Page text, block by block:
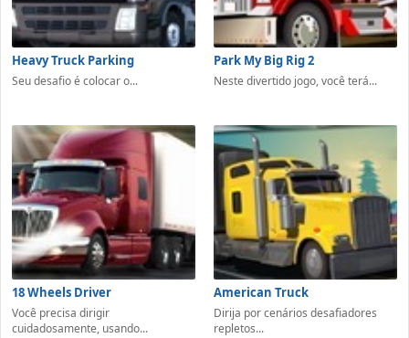
Heavy Truck Parking
Seu desafio é colocar o...
Park My Big Rig 2
Neste divertido jogo, você terá...
18 Wheels Driver
Você precisa dirigir
cuidadosamente, usando...
American Truck
Dirija por cenários desafiadores
repletos...